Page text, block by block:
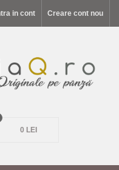
in cont Creare cont nou
0 LEI